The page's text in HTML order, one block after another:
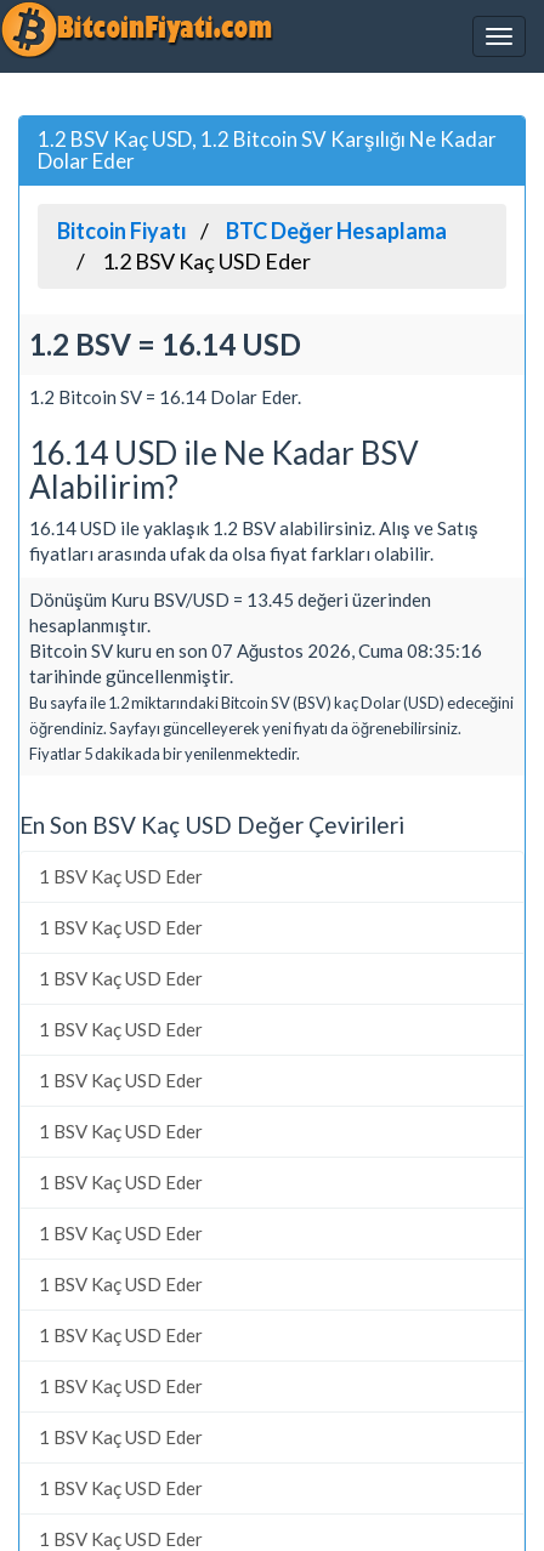
1.2 BSV Kaç USD, 1.2 Bitcoin SV Karşılığı Ne Kadar
Dolar Eder
Bitcoin Fiyatı
BTC Değer Hesaplama
1.2 BSV Kaç USD Eder
1.2 BSV = 16.14 USD
1.2 Bitcoin SV = 16.14 Dolar Eder.
16.14 USD ile Ne Kadar BSV
Alabilirim?
16.14 USD ile yaklaşık 1.2 BSV alabilirsiniz. Alış ve Satış
fiyatları arasında ufak da olsa fiyat farkları olabilir.
Dönüşüm Kuru BSV/USD = 13.45 değeri üzerinden
hesaplanmıştır.
Bitcoin SV kuru en son 07 Ağustos 2026, Cuma 08:35:16
tarihinde güncellenmiştir.
Bu sayfa ile 1.2 miktarındaki Bitcoin SV (BSV) kaç Dolar (USD) edeceğini
öğrendiniz. Sayfayı güncelleyerek yeni fiyatı da öğrenebilirsiniz.
Fiyatlar 5 dakikada bir yenilenmektedir.
En Son BSV Kaç USD Değer Çevirileri
1 BSV Kaç USD Eder
1 BSV Kaç USD Eder
1 BSV Kaç USD Eder
1 BSV Kaç USD Eder
1 BSV Kaç USD Eder
1 BSV Kaç USD Eder
1 BSV Kaç USD Eder
1 BSV Kaç USD Eder
1 BSV Kaç USD Eder
1 BSV Kaç USD Eder
1 BSV Kaç USD Eder
1 BSV Kaç USD Eder
1 BSV Kaç USD Eder
1 BSV Kaç USD Eder